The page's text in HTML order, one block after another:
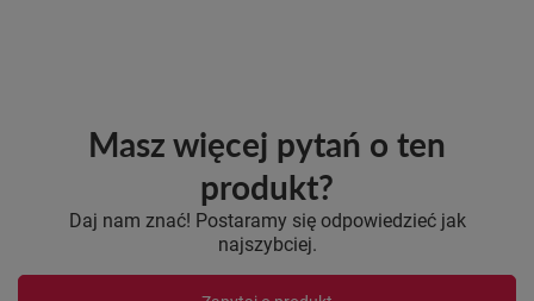
Masz więcej pytań o ten
produkt?
Daj nam znać! Postaramy się odpowiedzieć jak
najszybciej.